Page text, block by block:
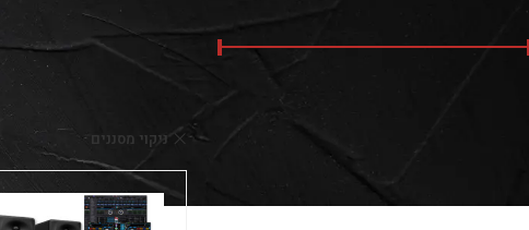
ווצאפ :
050-2288600
|
ניקוי מסננים Samson